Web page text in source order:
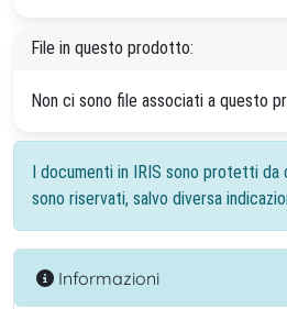
File in questo prodotto:
Non ci sono file associati a questo
I documenti in IRIS sono protetti
sono riservati, salvo diversa
Informazioni